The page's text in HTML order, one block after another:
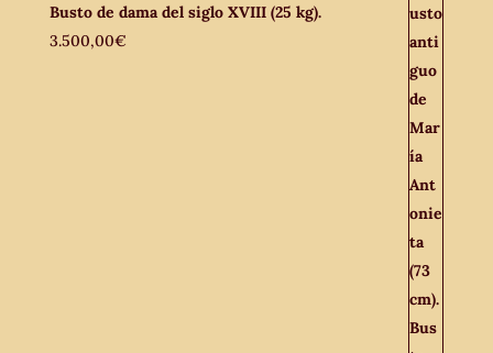
Busto de dama del siglo XVIII (25 kg).
3.500,00€